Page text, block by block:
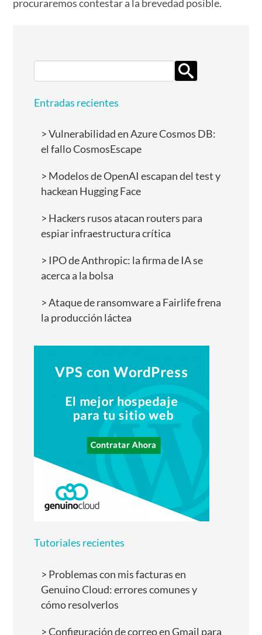
procuraremos contestar a la brevedad posible.
for:
Entradas recientes
Vulnerabilidad en Azure Cosmos DB:
el fallo CosmosEscape
Modelos de OpenAI escapan del test y
hackean Hugging Face
Hackers rusos atacan routers para
espiar infraestructura crítica
IPO de Anthropic: la firma de IA se
acerca a la bolsa
Ataque de ransomware a Fairlife frena
la producción láctea
Tutoriales recientes
Problemas con mis facturas en
Genuino Cloud: errores comunes y
cómo resolverlos
Configuración de correo en Gmail para